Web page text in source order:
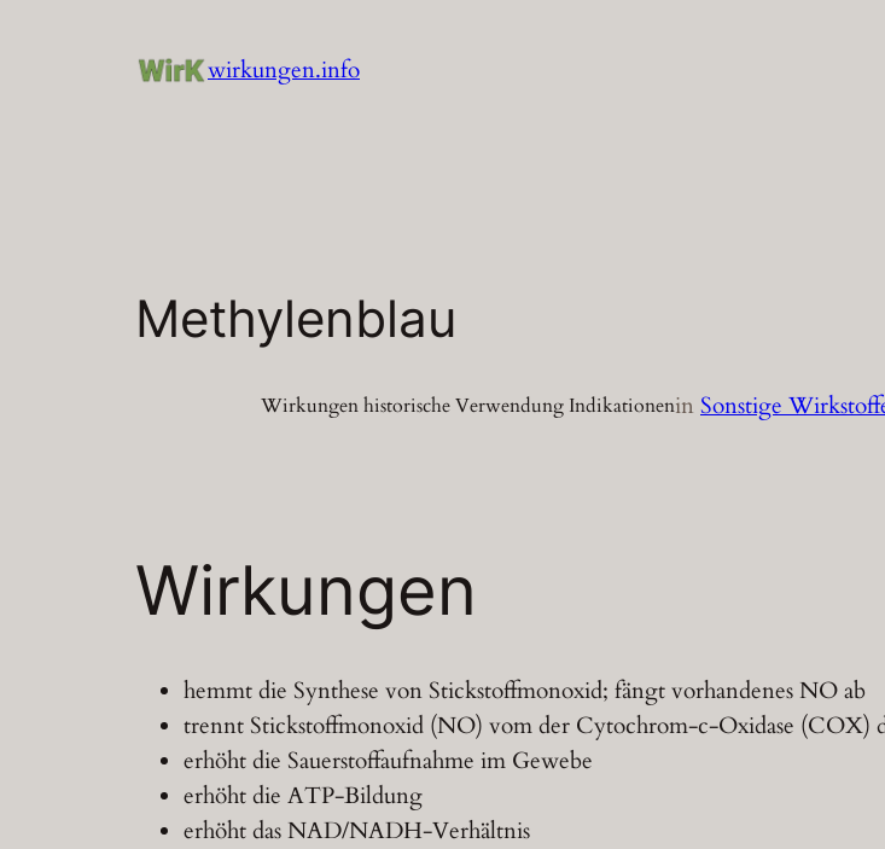
wirkungen.info
Methylenblau
Wirkungen historische Verwendung IndikationeninSonstige
Wirkungen
hemmt die Synthese von Stickstoffmonoxid; fängt vorhandenes NO ab
trennt Stickstoffmonoxid (NO) vom der Cytochrom-c-Oxidase (COX)
erhöht die Sauerstoffaufnahme im Gewebe
erhöht die ATP-Bildung
erhöht das NAD/NADH-Verhältnis